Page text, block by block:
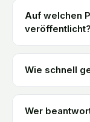
Auf welchen
veröffentlicht?
Wie schnell
Wer